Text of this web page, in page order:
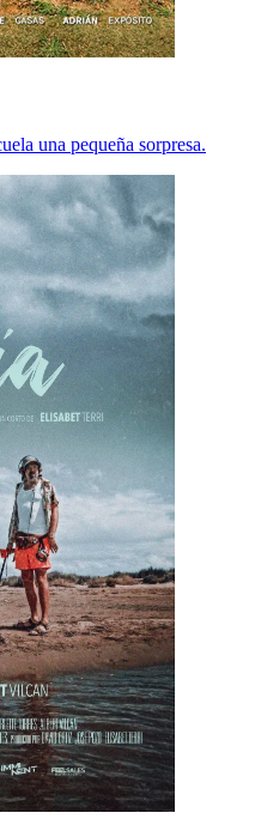
una pequeña sorpresa.